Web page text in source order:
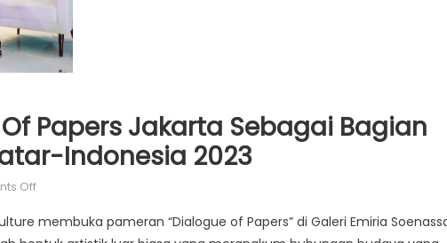
Papers Jakarta Sebagai Bagian
Indonesia 2023
Offon
Dialogue
membuka pameran “Dialogue of Papers” di Galeri Emiria